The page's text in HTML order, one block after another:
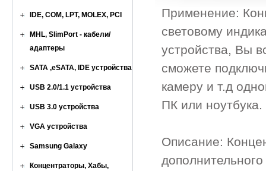
IDE, COM, LPT, MOLEX, PCI
MHL, SlimPort - кабели/
адаптеры
SATA ,eSATA, IDE устройства
USB 2.0/1.1 устройства
USB 3.0 устройства
VGA устройства
Samsung Galaxy
Концентраторы, Хабы,
Применение:
световому
устройства, Вы
сможете
камеру и т.д
ПК или ноутбука.
Описание: